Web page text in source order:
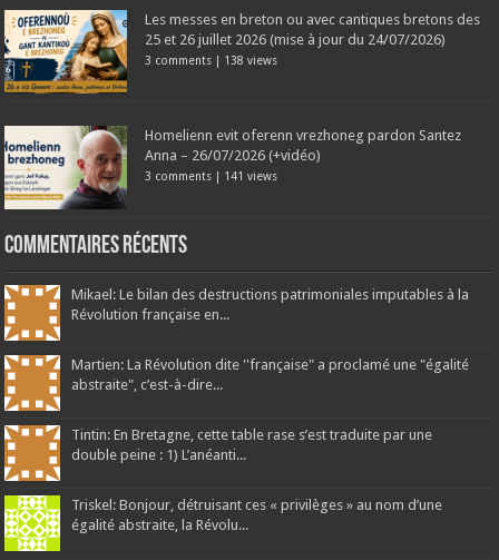
Les messes en breton ou avec cantiques bretons des
25 et 26 juillet 2026 (mise à jour du 24/07/2026)
3 comments | 138 views
Homelienn evit oferenn vrezhoneg pardon Santez
Anna – 26/07/2026 (+vidéo)
3 comments | 141 views
Commentaires récents
Mikael: Le bilan des destructions patrimoniales imputables à la
Révolution française en...
Martien: La Révolution dite ''française" a proclamé une "égalité
abstraite", c’est-à-dire...
Tintin: En Bretagne, cette table rase s’est traduite par une
double peine : 1) L’anéanti...
Triskel: Bonjour, détruisant ces « privilèges » au nom d’une
égalité abstraite, la Révolu...